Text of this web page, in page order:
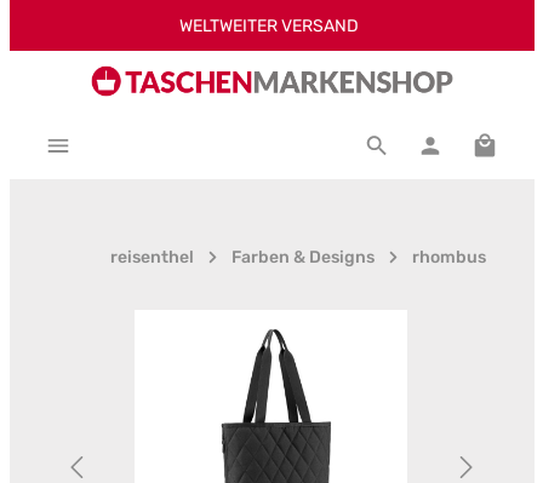
Zum Hauptinhalt springenWELTWEITER VERSAND
reisenthel Farben & Designs rhombus